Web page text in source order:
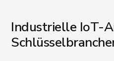
Industrielle IoT-